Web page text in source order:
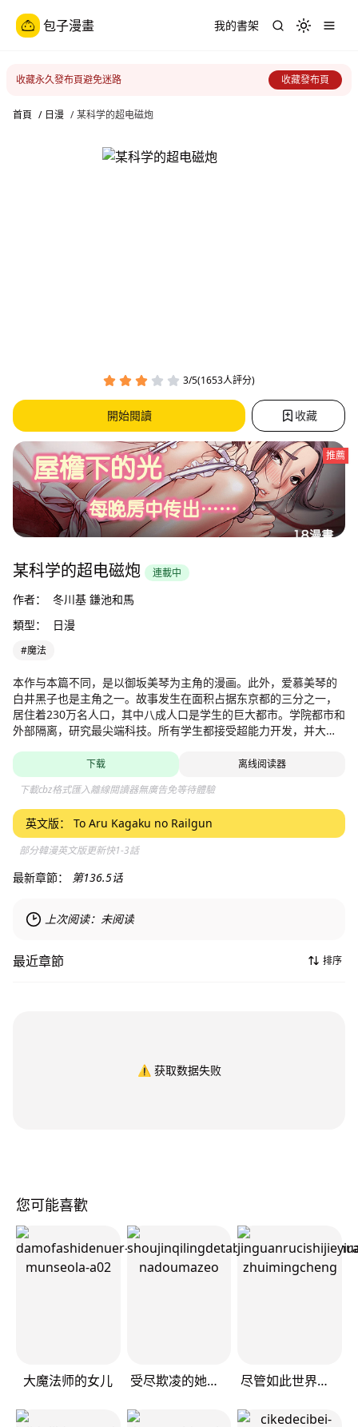
包子漫畫 我的書架 Toggle
收藏永久發布頁避免迷路 收藏發布頁
首頁 / 日漫 / 某科学的超电磁炮
3/5(1653人評分)
開始閱讀 收藏
推薦
某科学的超电磁炮 連載中
作者：
冬川基 鎌池和馬
類型：
日漫
#魔法
本作与本篇不同，是以御坂美琴为主角的漫画。此外，爱慕美琴的
白井黑子也是主角之一。故事发生在面积占据东京都的三分之一，
居住着230万名人口，其中八成人口是学生的巨大都市。学院都市和
外部隔离，研究最尖端科技。所有学生都接受超能力开发，并大都
能力，，以范围和威力分为无能力者（LV0）、低能力者（LV1）、
异能力者（LV2）、强能力者（LV3）、大能力者（LV4）、超能力
者（LV5）。每隔一定时间会进行身体检查，重新测定一次。女主角
御坂美琴是就读于学园都市名门贵族女校“常盘台中学”的十四岁少
女。在学园都市中只有七人的等级五超能力者排行第三。拥有操纵
电击的能力，因此被称为“电击使”。本作不但通过美琴的视角来描绘
学园城市的日常生活，也叙述了学园城市秘密进行地有非人道性质
的关于“妹妹们”（Sisters）的实验，从而使大家对于本作及本篇魔
下载
离线阅读器
下載cbz格式匯入離線閱讀器無廣告免等待體驗
英文版： To Aru Kagaku no Railgun
部分韓漫英文版更新快1-3話
最新章節： 第136.5话
上次阅读： 未阅读
最近章節 排序
⚠️ 获取数据失败
您可能喜歡
大魔法师的女儿 受尽欺凌的她被推落毒沼转生成为最强毒蛇的故事 尽管如此世界依然美丽